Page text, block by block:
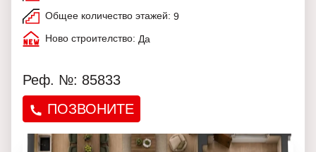
Общее количество этажей: 9
Ново строителство: Да
Реф. №: 85833
ПОЗВОНИТЕ